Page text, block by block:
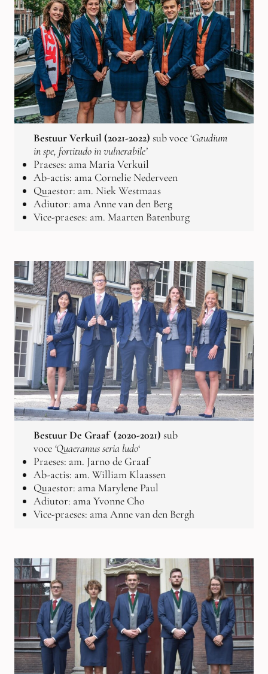
Bestuur Verkuil (2021-2022) sub voce ‘Gaudium
in spe, fortitudo in vulnerabile’
Praeses: ama Maria Verkuil
Ab-actis: ama Cornelie Nederveen
Quaestor: am. Niek Westmaas
Adiutor: ama Anne van den Berg
Vice-praeses: am. Maarten Batenburg
Bestuur De Graaf (2020-2021) sub
voce ‘Quaeramus seria ludo‘
Praeses: am. Jarno de Graaf
Ab-actis: am. William Klaassen
Quaestor: ama Marylene Paul
Adiutor: ama Yvonne Cho
Vice-praeses: ama Anne van den Bergh